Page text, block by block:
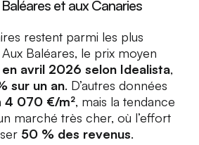
et aux Canaries
restent parmi les plus
Baléares, le prix moyen
avril 2026 selon Idealista,
sur un an. D’autres données
4 070 €/m², mais la tendance
marché très cher, où l’effort
50 % des revenus.